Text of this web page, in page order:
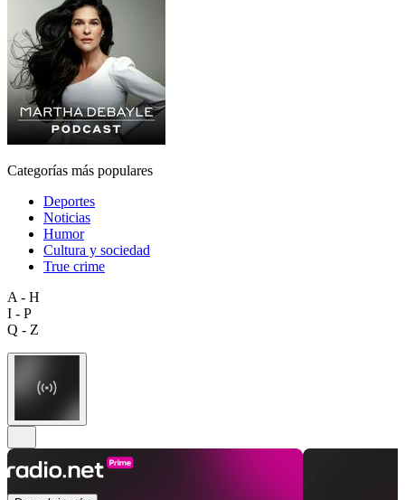
Categorías más populares
Deportes
Noticias
Humor
Cultura y sociedad
True crime
A - H
I - P
Q - Z